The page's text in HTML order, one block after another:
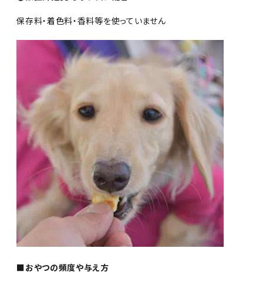
保存料・着色料・香料等を使っていません
■おやつの頻度や与え方